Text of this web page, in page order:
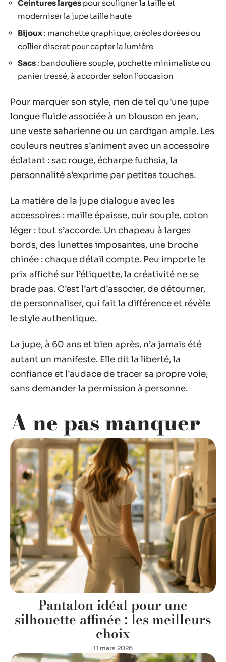
Ceintures larges pour souligner la taille et
moderniser la jupe taille haute
Bijoux : manchette graphique, créoles dorées ou
collier discret pour capter la lumière
Sacs : bandoulière souple, pochette minimaliste ou
panier tressé, à accorder selon l’occasion
Pour marquer son style, rien de tel qu’une jupe
longue fluide associée à un blouson en jean,
une veste saharienne ou un cardigan ample. Les
couleurs neutres s’animent avec un accessoire
éclatant : sac rouge, écharpe fuchsia, la
personnalité s’exprime par petites touches.
La matière de la jupe dialogue avec les
accessoires : maille épaisse, cuir souple, coton
léger : tout s’accorde. Un chapeau à larges
bords, des lunettes imposantes, une broche
chinée : chaque détail compte. Peu importe le
prix affiché sur l’étiquette, la créativité ne se
brade pas. C’est l’art d’associer, de détourner,
de personnaliser, qui fait la différence et révèle
le style authentique.
La jupe, à 60 ans et bien après, n’a jamais été
autant un manifeste. Elle dit la liberté, la
confiance et l’audace de tracer sa propre voie,
sans demander la permission à personne.
A ne pas manquer
Pantalon idéal pour une
silhouette affinée : les meilleurs
choix
11 mars 2026